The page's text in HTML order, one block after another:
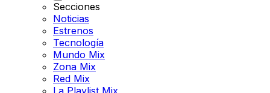
Secciones
Noticias
Estrenos
Tecnología
Mundo Mix
Zona Mix
Red Mix
La Playlist Mix